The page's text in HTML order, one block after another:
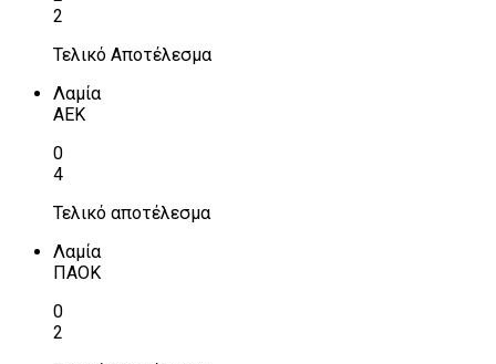
2
Τελικό Αποτέλεσμα
Λαμία
ΑΕΚ
0
4
Τελικό αποτέλεσμα
Λαμία
ΠΑΟΚ
0
2